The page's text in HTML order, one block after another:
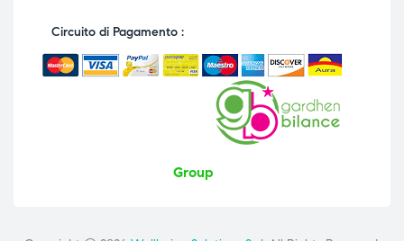
Circuito di Pagamento :
Group